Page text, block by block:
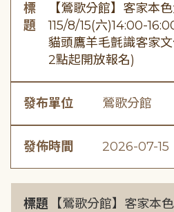
標
題
【鶯歌分館】客家本
115/8/15(六)14:00-
貓頭鷹羊毛氈識客家
2點起開放報名)
發布單位 鶯歌分館
發佈時間 2026-07-15
標題 【鶯歌分館】客家本